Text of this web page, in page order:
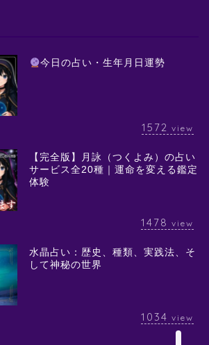
今日の占い・生年月日運勢
1572 view
【完全版】月詠（つくよみ）の占い
サービス全20種｜運命を変える鑑定
体験
1478 view
水晶占い：歴史、種類、実践法、そ
して神秘の世界
1034 view